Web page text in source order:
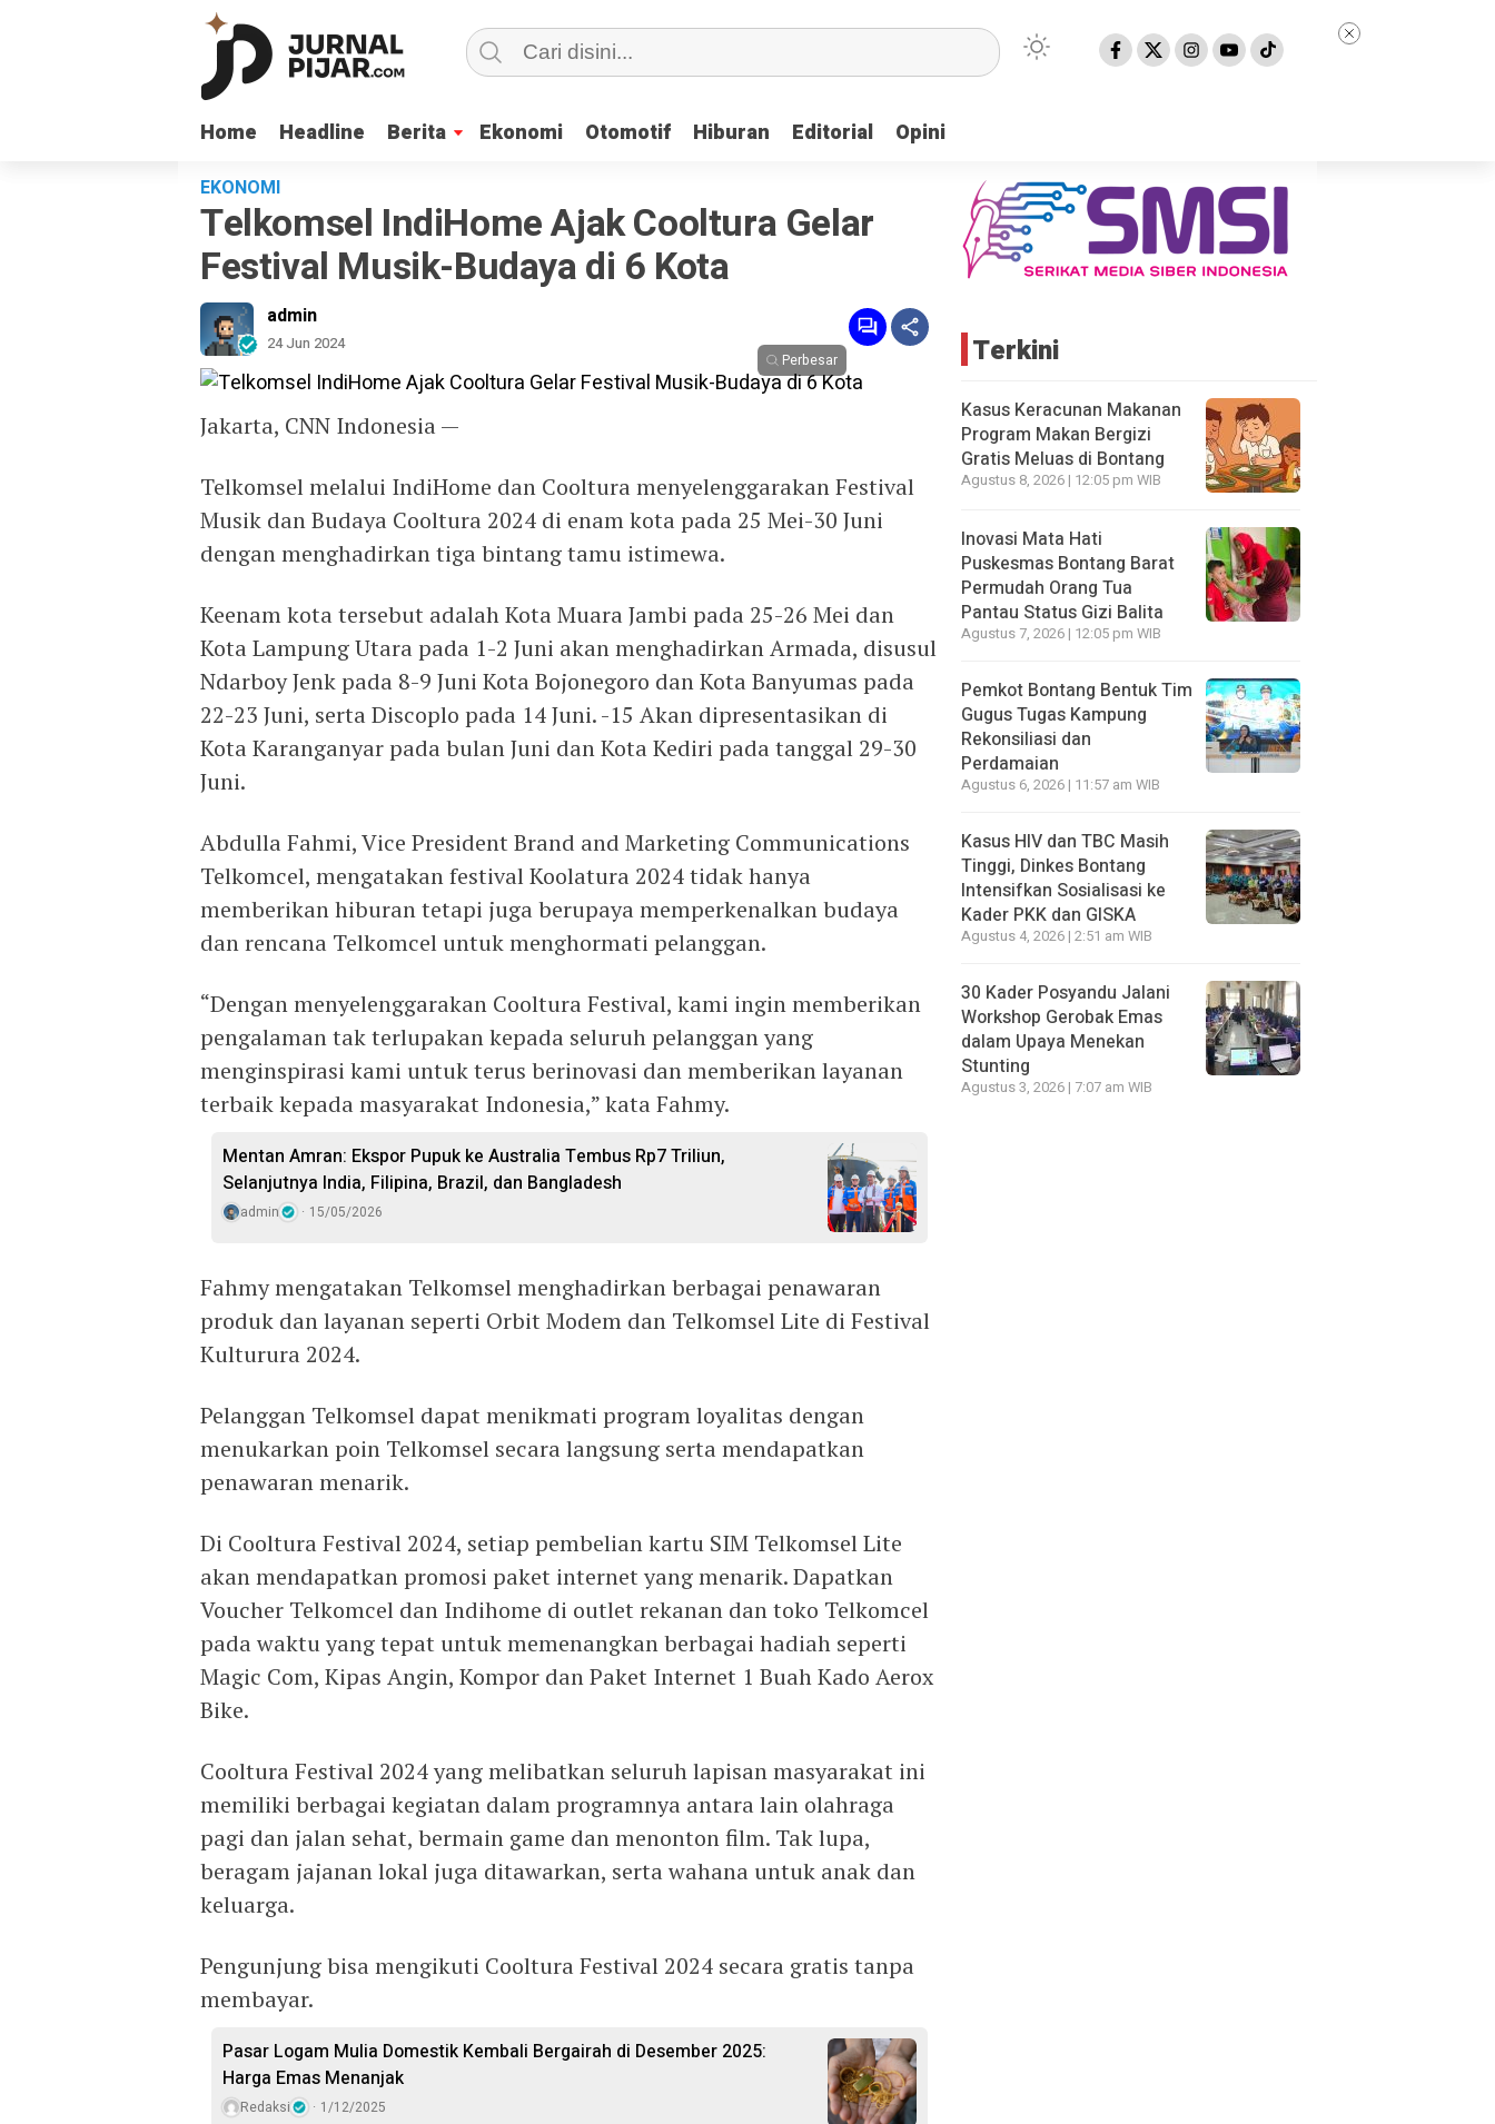
Home Headline Berita Ekonomi Otomotif Hiburan Editorial Opini
Home Headline Berita Ekonomi Otomotif Hiburan Editorial Opini
EKONOMI
Telkomsel IndiHome Ajak Cooltura Gelar
Festival Musik-Budaya di 6 Kota
admin
24 Jun 2024
Perbesar
Jakarta, CNN Indonesia —
Telkomsel melalui IndiHome dan Cooltura menyelenggarakan Festival
Musik dan Budaya Cooltura 2024 di enam kota pada 25 Mei-30 Juni
dengan menghadirkan tiga bintang tamu istimewa.
Keenam kota tersebut adalah Kota Muara Jambi pada 25-26 Mei dan
Kota Lampung Utara pada 1-2 Juni akan menghadirkan Armada, disusul
Ndarboy Jenk pada 8-9 Juni Kota Bojonegoro dan Kota Banyumas pada
22-23 Juni, serta Discoplo pada 14 Juni. -15 Akan dipresentasikan di
Kota Karanganyar pada bulan Juni dan Kota Kediri pada tanggal 29-30
Juni.
Abdulla Fahmi, Vice President Brand and Marketing Communications
Telkomcel, mengatakan festival Koolatura 2024 tidak hanya
memberikan hiburan tetapi juga berupaya memperkenalkan budaya
dan rencana Telkomcel untuk menghormati pelanggan.
“Dengan menyelenggarakan Cooltura Festival, kami ingin memberikan
pengalaman tak terlupakan kepada seluruh pelanggan yang
menginspirasi kami untuk terus berinovasi dan memberikan layanan
terbaik kepada masyarakat Indonesia,” kata Fahmy.
Mentan Amran: Ekspor Pupuk ke Australia Tembus Rp7 Triliun,
Selanjutnya India, Filipina, Brazil, dan Bangladesh
admin 15/05/2026
Fahmy mengatakan Telkomsel menghadirkan berbagai penawaran
produk dan layanan seperti Orbit Modem dan Telkomsel Lite di Festival
Kulturura 2024.
Pelanggan Telkomsel dapat menikmati program loyalitas dengan
menukarkan poin Telkomsel secara langsung serta mendapatkan
penawaran menarik.
Di Cooltura Festival 2024, setiap pembelian kartu SIM Telkomsel Lite
akan mendapatkan promosi paket internet yang menarik. Dapatkan
Voucher Telkomcel dan Indihome di outlet rekanan dan toko Telkomcel
pada waktu yang tepat untuk memenangkan berbagai hadiah seperti
Magic Com, Kipas Angin, Kompor dan Paket Internet 1 Buah Kado Aerox
Bike.
Cooltura Festival 2024 yang melibatkan seluruh lapisan masyarakat ini
memiliki berbagai kegiatan dalam programnya antara lain olahraga
pagi dan jalan sehat, bermain game dan menonton film. Tak lupa,
beragam jajanan lokal juga ditawarkan, serta wahana untuk anak dan
keluarga.
Pengunjung bisa mengikuti Cooltura Festival 2024 secara gratis tanpa
membayar.
Pasar Logam Mulia Domestik Kembali Bergairah di Desember 2025:
Harga Emas Menanjak
Redaksi 1/12/2025
Terkini
Kasus Keracunan Makanan
Program Makan Bergizi
Gratis Meluas di Bontang
Agustus 8, 2026 | 12:05 pm WIB
Inovasi Mata Hati
Puskesmas Bontang Barat
Permudah Orang Tua
Pantau Status Gizi Balita
Agustus 7, 2026 | 12:05 pm WIB
Pemkot Bontang Bentuk Tim
Gugus Tugas Kampung
Rekonsiliasi dan
Perdamaian
Agustus 6, 2026 | 11:57 am WIB
Kasus HIV dan TBC Masih
Tinggi, Dinkes Bontang
Intensifkan Sosialisasi ke
Kader PKK dan GISKA
Agustus 4, 2026 | 2:51 am WIB
30 Kader Posyandu Jalani
Workshop Gerobak Emas
dalam Upaya Menekan
Stunting
Agustus 3, 2026 | 7:07 am WIB